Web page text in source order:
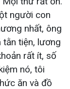
người con
nhất, ông
tằn tiện, lương
rất ít, số
nó, tôi
ăn và đồ